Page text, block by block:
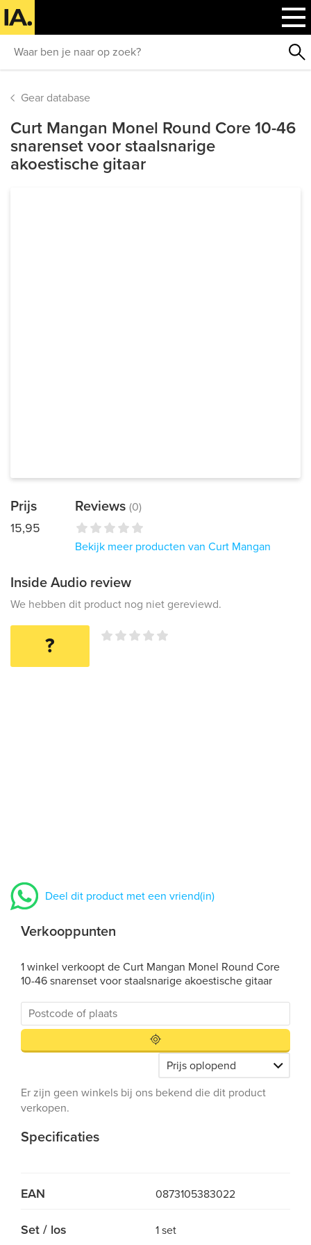
Gear database
Curt Mangan Monel Round Core 10-46
snarenset voor staalsnarige
akoestische gitaar
Prijs
15,95
Reviews (0)
Bekijk meer producten van Curt Mangan
Inside Audio review
We hebben dit product nog niet gereviewd.
?
Deel dit product met een vriend(in)
Verkooppunten
1 winkel verkoopt de Curt Mangan Monel Round Core
10-46 snarenset voor staalsnarige akoestische gitaar
Er zijn geen winkels bij ons bekend die dit product
verkopen.
Specificaties
EAN 0873105383022
Set / los 1 set